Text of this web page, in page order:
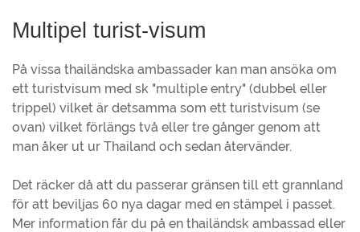
Multipel turist-visum
På vissa thailändska ambassader kan man ansöka om
ett turistvisum med sk "multiple entry" (dubbel eller
trippel) vilket är detsamma som ett turistvisum (se
ovan) vilket förlängs två eller tre gånger genom att
man åker ut ur Thailand och sedan återvänder.
Det räcker då att du passerar gränsen till ett grannland
för att beviljas 60 nya dagar med en stämpel i passet.
Mer information får du på en thailändsk ambassad eller